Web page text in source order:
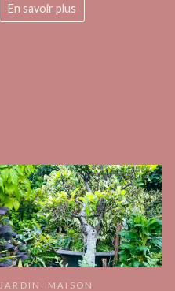
En savoir plus
JARDIN MAISON